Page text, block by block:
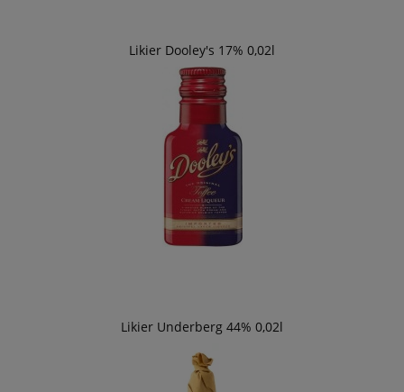
Likier Dooley's 17% 0,02l
Likier Underberg 44% 0,02l